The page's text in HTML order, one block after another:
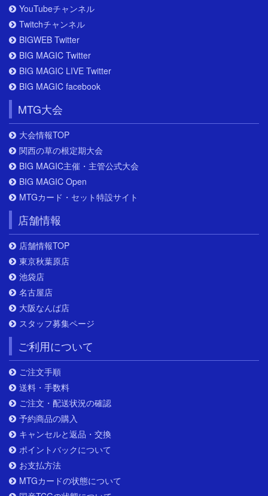
YouTubeチャンネル
Twitchチャンネル
BIGWEB Twitter
BIG MAGIC Twitter
BIG MAGIC LIVE Twitter
BIG MAGIC facebook
MTG大会
大会情報TOP
関西の草の根定期大会
BIG MAGIC主催・主管公式大会
BIG MAGIC Open
MTGカード・セット特設サイト
店舗情報
店舗情報TOP
東京秋葉原店
池袋店
名古屋店
大阪なんば店
スタッフ募集ページ
ご利用について
ご注文手順
送料・手数料
ご注文・配送状況の確認
予約商品の購入
キャンセルと返品・交換
ポイントバックについて
お支払方法
MTGカードの状態について